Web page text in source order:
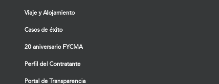
Viaje y Alojamiento
Casos de éxito
20 aniversario FYCMA
Perfil del Contratante
Portal de Transparencia